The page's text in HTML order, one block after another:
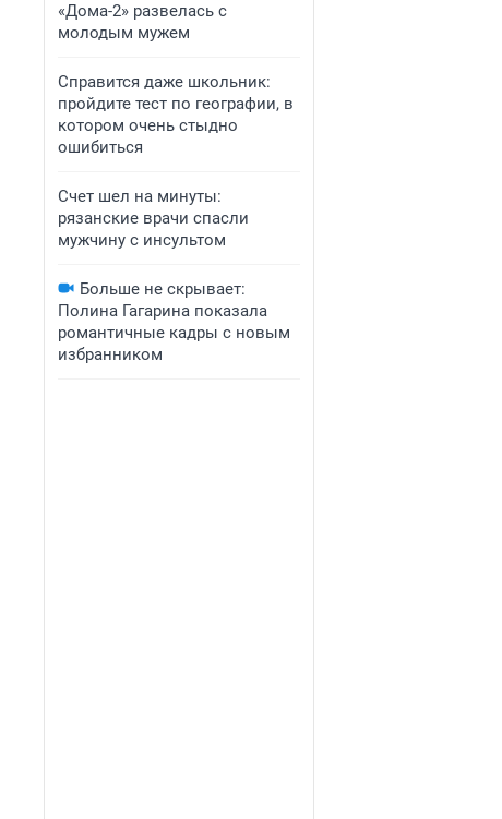
«Дома-2» развелась с
молодым мужем
Справится даже школьник:
пройдите тест по географии, в
котором очень стыдно
ошибиться
Счет шел на минуты:
рязанские врачи спасли
мужчину с инсультом
Больше не скрывает:
Полина Гагарина показала
романтичные кадры с новым
избранником